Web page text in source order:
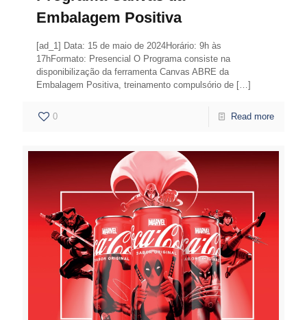
Embalagem Positiva
[ad_1] Data: 15 de maio de 2024Horário: 9h às
17hFormato: Presencial O Programa consiste na
disponibilização da ferramenta Canvas ABRE da
Embalagem Positiva, treinamento compulsório de […]
0 Read more